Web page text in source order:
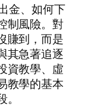
金、如何下
制風險。對
賺到，而是
其急著追逐
資教學、虛
教學的基本